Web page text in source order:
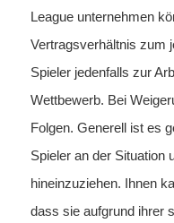
League unternehmen
Vertragsverhältnis zum
Spieler jedenfalls zur
Wettbewerb. Bei
Folgen. Generell ist es
Spieler an der Situation
hineinzuziehen. Ihnen
dass sie aufgrund ihrer